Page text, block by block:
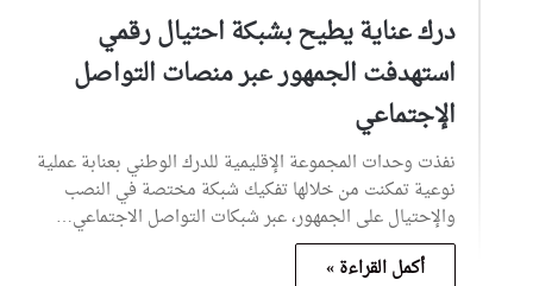
درك عناية يطيح بشبكة احتيال رقمي
استهدفت الجمهور عبر منصات التواصل
الإجتماعي
نفذت وحدات المجموعة الإقليمية للدرك الوطني بعنابة عملية
نوعية تمكنت من خلالها تفكيك شبكة مختصة في النصب
والإحتيال على الجمهور، عبر شبكات التواصل الاجتماعي…
أكمل القراءة »